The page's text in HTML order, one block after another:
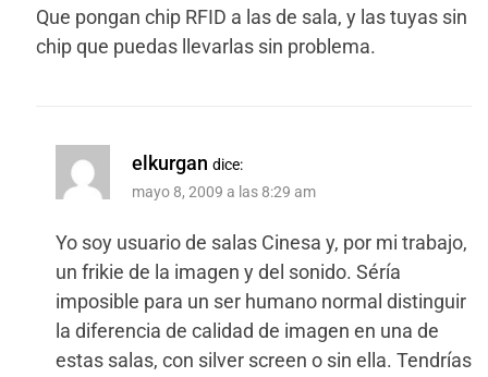
Que pongan chip RFID a las de sala, y las tuyas sin
chip que puedas llevarlas sin problema.
elkurgan dice:
mayo 8, 2009 a las 8:29 am
Yo soy usuario de salas Cinesa y, por mi trabajo,
un frikie de la imagen y del sonido. Séría
imposible para un ser humano normal distinguir
la diferencia de calidad de imagen en una de
estas salas, con silver screen o sin ella. Tendrías